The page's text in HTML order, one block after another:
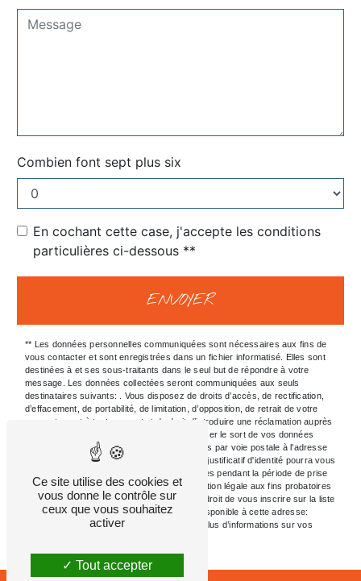
Combien font sept plus six
En cochant cette case, j'accepte les conditions
particulières ci-dessous **
ENVOYER
** Les données personnelles communiquées sont nécessaires aux fins de
vous contacter et sont enregistrées dans un fichier informatisé. Elles sont
destinées à et ses sous-traitants dans le seul but de répondre à votre
message. Les données collectées seront communiquées aux seuls
destinataires suivants: . Vous disposez de droits d’accès, de rectification,
d’effacement, de portabilité, de limitation, d’opposition, de retrait de votre
consentement à tout moment et du droit d’introduire une réclamation auprès
d’une autorité de contrôle, ainsi que d’organiser le sort de vos données
post-mortem. Vous pouvez exercer ces droits par voie postale à l'adresse
ou par courrier électronique à l'adresse . Un justificatif d'identité pourra vous
être demandé. Nous conservons vos données pendant la période de prise
de contact puis pendant la durée de prescription légale aux fins probatoires
et de gestion des contentieux. Vous avez le droit de vous inscrire sur la liste
d'opposition au démarchage téléphonique, disponible à cette adresse:
. Consultez le site cnil.fr pour plus d’informations sur vos
Ce site utilise des cookies et
vous donne le contrôle sur
ceux que vous souhaitez
activer
Tout accepter